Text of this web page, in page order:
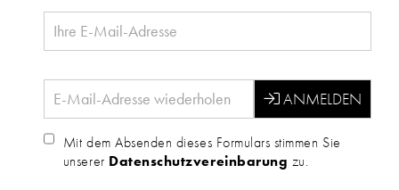
Mit dem Absenden dieses Formulars stimmen Sie
unserer Datenschutzvereinbarung zu.